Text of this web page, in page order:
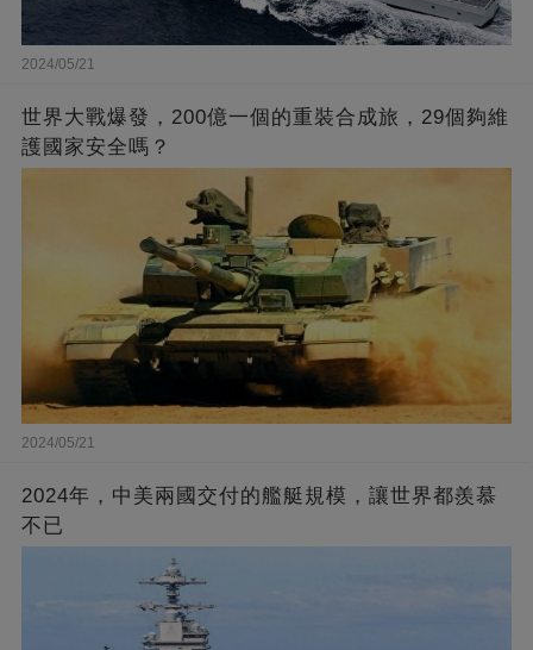
2024/05/21
世界大戰爆發，200億一個的重裝合成旅，29個夠維
護國家安全嗎？
2024/05/21
2024年，中美兩國交付的艦艇規模，讓世界都羨慕
不已